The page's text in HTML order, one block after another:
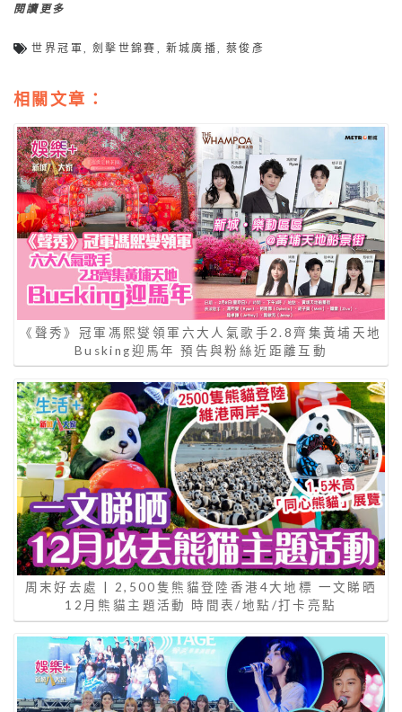
閱讀更多
世界冠軍 劍擊世錦賽 新城廣播 ,蔡俊彥
相關文章：
《聲秀》冠軍馮熙燮領軍六大人氣歌手2.8齊集黃埔天地
Busking迎馬年 預告與粉絲近距離互動
周末好去處 | 2,500隻熊貓登陸香港4大地標 一文睇晒
12月熊貓主題活動 時間表/地點/打卡亮點